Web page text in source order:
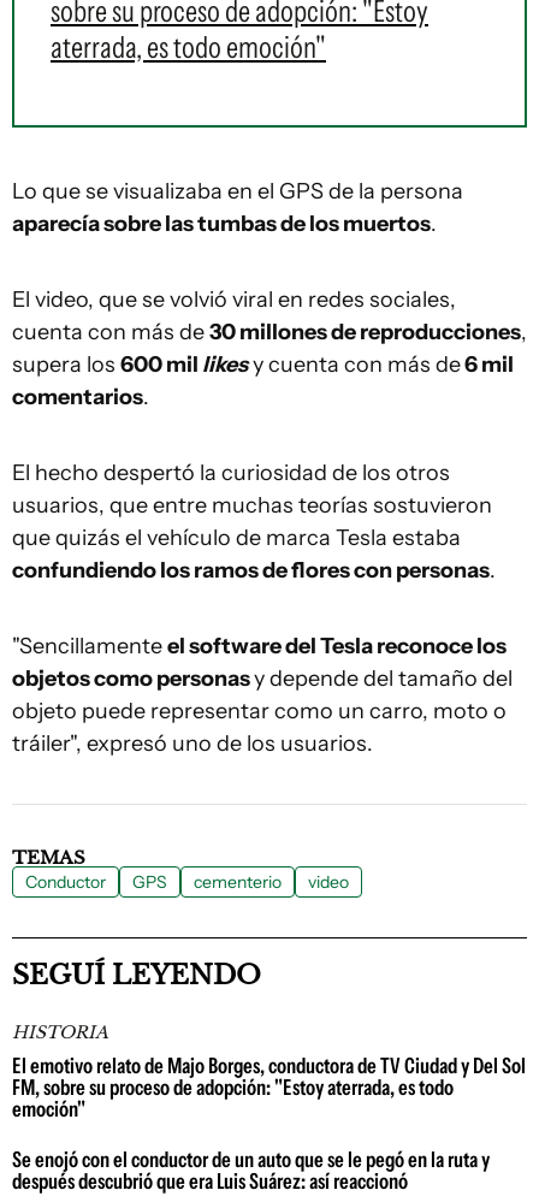
sobre su proceso de adopción: "Estoy
aterrada, es todo emoción"
Lo que se visualizaba en el GPS de la persona
aparecía sobre las tumbas de los muertos.
El video, que se volvió viral en redes sociales,
cuenta con más de30 millones de reproducciones,
supera los 600 mil likesy cuenta con más de6 mil
comentarios.
El hecho despertó la curiosidad de los otros
usuarios, que entre muchas teorías sostuvieron
que quizás el vehículo de marca Tesla estaba
confundiendo los ramos de flores con personas.
"Sencillamenteel software del Tesla reconoce los
objetos como personasy depende del tamaño del
objeto puede representar como un carro, moto o
tráiler", expresó uno de los usuarios.
TEMAS
Conductor GPS cementerio video
SEGUÍ LEYENDO
HISTORIA
El emotivo relato de Majo Borges, conductora de TV Ciudad y Del Sol
FM, sobre su proceso de adopción: "Estoy aterrada, es todo
emoción"
Se enojó con el conductor de un auto que se le pegó en la ruta y
después descubrió que era Luis Suárez: así reaccionó